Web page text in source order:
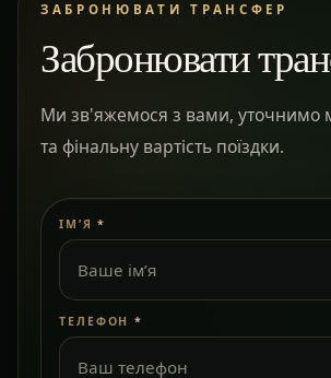
ЗАБРОНЮВАТИ ТРАНСФЕР
Забронювати
Ми зв'яжемося з вами, уточнимо
та фінальну вартість поїздки.
ІМ’Я *
ТЕЛЕФОН *